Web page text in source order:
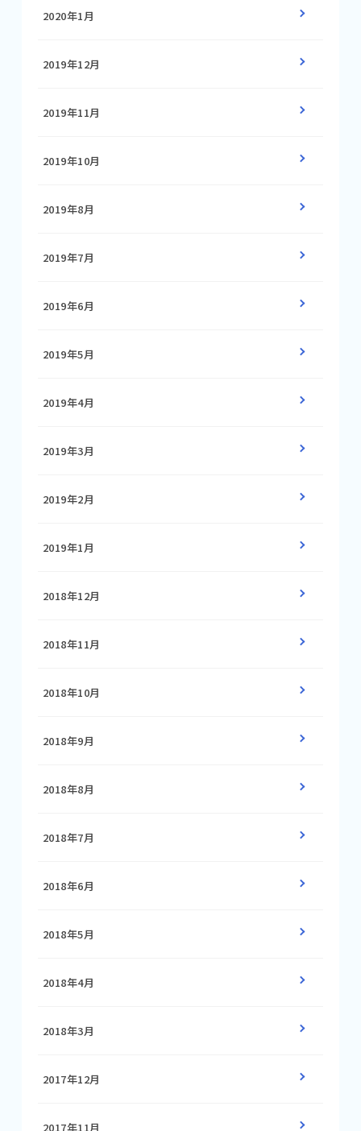
2020年1月
2019年12月
2019年11月
2019年10月
2019年8月
2019年7月
2019年6月
2019年5月
2019年4月
2019年3月
2019年2月
2019年1月
2018年12月
2018年11月
2018年10月
2018年9月
2018年8月
2018年7月
2018年6月
2018年5月
2018年4月
2018年3月
2017年12月
2017年11月